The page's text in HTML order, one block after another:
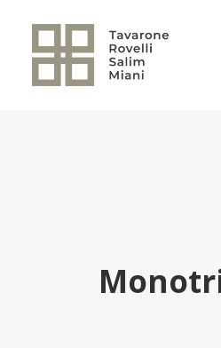
TRANSACCIONES RELEVANTES